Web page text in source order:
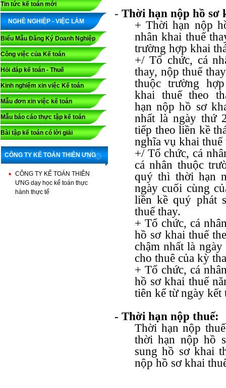
Tin tức kế toán mới
NGHỀ NGHIỆP - VIỆC LÀM
Biểu Mẫu Đăng Ký Doanh Nghiệp
Công việc của Kế toán
Hỏi đáp kế toán - Thuế
Kinh nghiệm xin việc Kế toán
Mẫu đơn xin việc kế toán
Mẫu báo cáo thực tập kế toán
Bài tập kế toán có lời giải
CÔNG TY KẾ TOÁN THIÊN ƯNG
CÔNG TY KẾ TOÁN THIÊN
ƯNG dạy học kế toán thực
hành thực tế
- Thời hạn nộp hồ sơ
+ Thời hạn nộp
nhân khai thuế
trường hợp khai
+/ Tổ chức, cá
thay, nộp thuế
thuộc trường
khai thuế theo
hạn nộp hồ sơ
nhất là ngày thứ
tiếp theo liền kề
nghĩa vụ khai thuế
+/ Tổ chức, cá
cá nhân thuộc
quý thì thời hạn
ngày cuối cùng
liền kề quý phát
thuế thay.
+ Tổ chức, cá
hồ sơ khai thuế
chậm nhất là
cho thuê của kỳ
+ Tổ chức, cá
hồ sơ khai thuế
tiên kể từ ngày
- Thời hạn nộp thuế:
Thời hạn nộp
thời hạn nộp hồ
sung hồ sơ khai
nộp hồ sơ khai